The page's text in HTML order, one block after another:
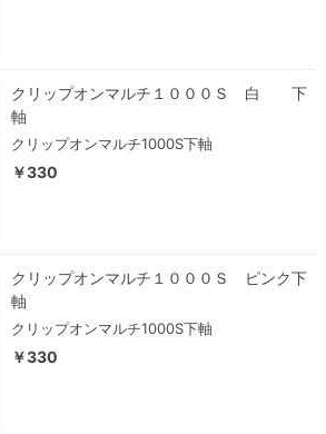
クリップオンマルチ１０００Ｓ 白 下
軸
クリップオンマルチ1000S下軸
￥330
クリップオンマルチ１０００Ｓ ピンク下
軸
クリップオンマルチ1000S下軸
￥330